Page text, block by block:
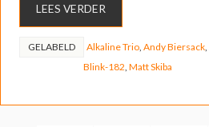
LEES VERDER
GELABELD Alkaline Trio, Andy Biersack,
Blink-182 Matt Skiba